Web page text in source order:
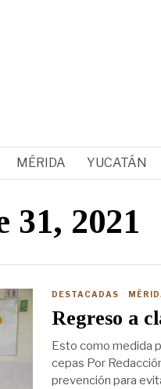
MÉRIDA YUCATÁN
31, 2021
DESTACADAS ·
Regreso a
Esto como medida
cepas Por
prevención para